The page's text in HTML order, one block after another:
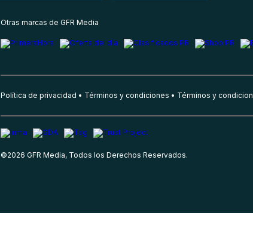
Otras marcas de GFR Media
Política de privacidad Términos y condiciones Términos y
©2026 GFR Media, Todos los Derechos Reservados.